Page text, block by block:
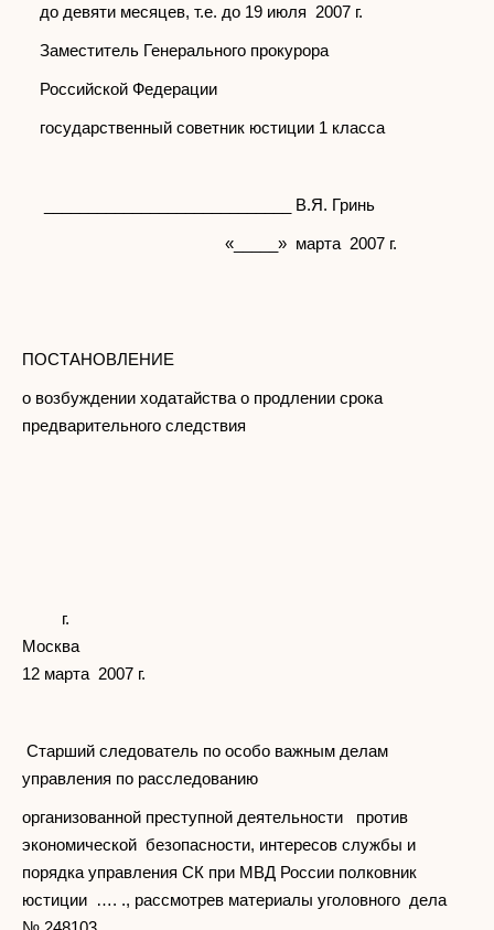
до девяти месяцев, т.е. до 19 июля 2007 г.
Заместитель Генерального прокурора
Российской Федерации
государственный советник юстиции 1 класса
____________________________ В.Я. Гринь
«_____» марта 2007 г.
ПОСТАНОВЛЕНИЕ
о возбуждении ходатайства о продлении срока
предварительного следствия
г.
Москва
12 марта 2007 г.
Старший следователь по особо важным делам
управления по расследованию
организованной преступной деятельности против
экономической безопасности, интересов службы и
порядка управления СК при МВД России полковник
юстиции …. ., рассмотрев материалы уголовного дела